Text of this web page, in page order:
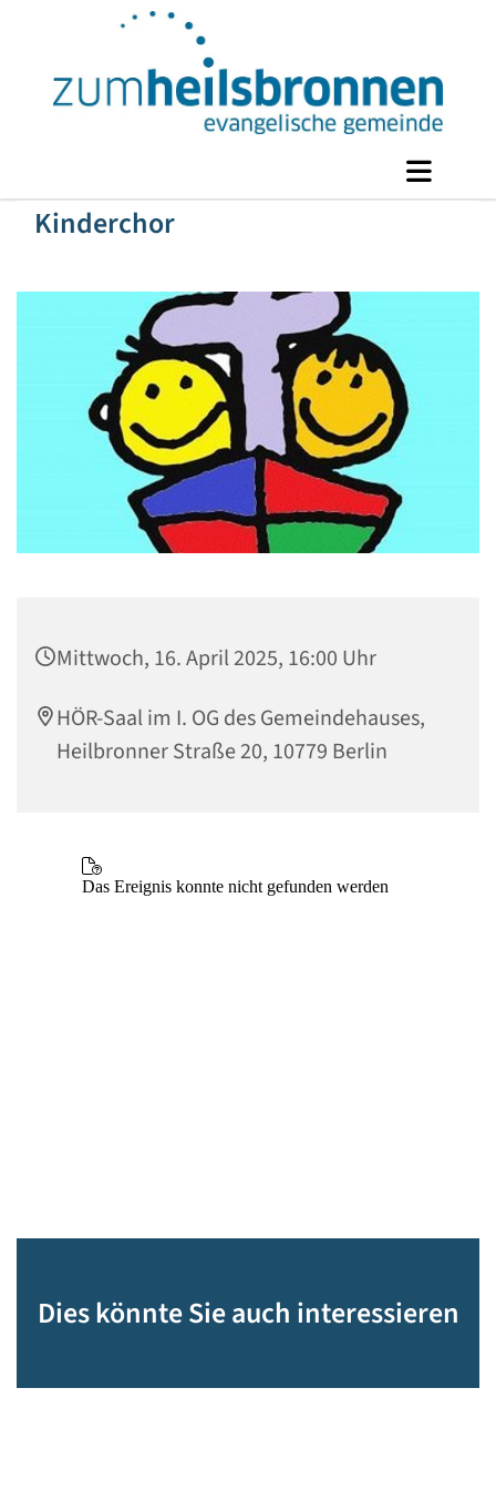
Kinderchor
Mittwoch, 16. April 2025, 16:00 Uhr
HÖR-Saal im I. OG des Gemeindehauses,
Heilbronner Straße 20, 10779 Berlin
Dies könnte Sie auch interessieren